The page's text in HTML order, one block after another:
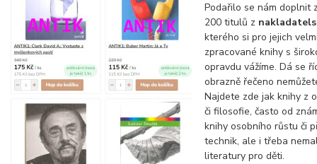
Podařilo se nám doplnit
200 titulů z
kterého si pro jejich
zpracované knihy s
opravdu vážíme. Dá se
obrazně řečeno
Najdete zde jak knihy z
či filosofie, často od
knihy osobního růstu či
technik, ale i třeba
literatury pro děti.